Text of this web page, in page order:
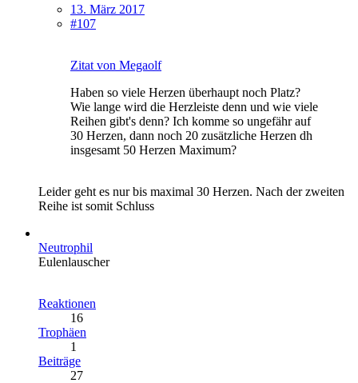
13. März 2017
#107
Zitat von Megaolf
Haben so viele Herzen überhaupt noch Platz?
Wie lange wird die Herzleiste denn und wie viele
Reihen gibt's denn? Ich komme so ungefähr auf
30 Herzen, dann noch 20 zusätzliche Herzen dh
insgesamt 50 Herzen Maximum?
Leider geht es nur bis maximal 30 Herzen. Nach der zweiten
Reihe ist somit Schluss
Neutrophil
Eulenlauscher
Reaktionen
16
Trophäen
1
Beiträge
27